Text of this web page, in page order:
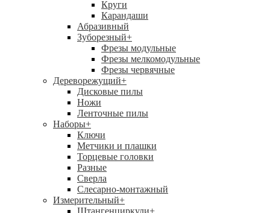
Круги
Карандаши
Абразивный
Зуборезный+
Фрезы модульные
Фрезы мелкомодульные
Фрезы червячные
Дереворежущий+
Дисковые пилы
Ножи
Ленточные пилы
Наборы+
Ключи
Метчики и плашки
Торцевые головки
Разные
Сверла
Слесарно-монтажный
Измерительный+
Штангенциркули+